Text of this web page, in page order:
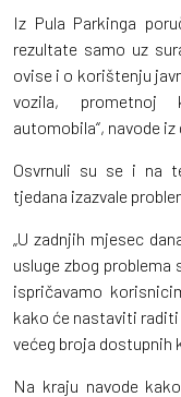
Iz Pula Parkinga
rezultate samo uz
ovise i o korištenju
vozila, prometnoj
automobila“, navode iz
Osvrnuli su se i na
tjedana izazvale
„U zadnjih mjesec
usluge zbog
ispričavamo
kako će nastaviti
većeg broja dostupnih
Na kraju navode